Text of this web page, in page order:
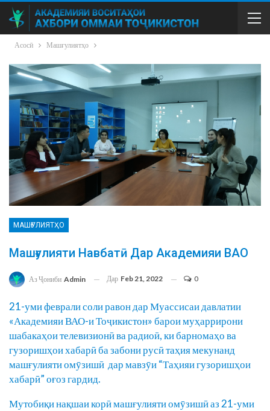
Асосӣ Машғулиятҳо
МАШҒУЛИЯТҲО
Машғулияти Навбатӣ Дар Академияи ВАО
Аз Ҷониби Admin Дар Feb 21, 2022 0
21-уми феврали соли равон дар Муассисаи давлатии
«Академияи ВАО-и Тоҷикистон» барои муҳаррирони
шабакаҳои телевизионӣ ва радиоӣ, ки барномаҳо ва
гузоришҳои хабарӣ ба забони русӣ таҳия мекунанд
машғулияти омӯзишӣ дар мавзӯи “Таҳияи гузоришҳои
хабарӣ” оғоз гардид.
Мутобиқи нақшаи корӣ машғулияти омӯзишӣ аз 21-уми